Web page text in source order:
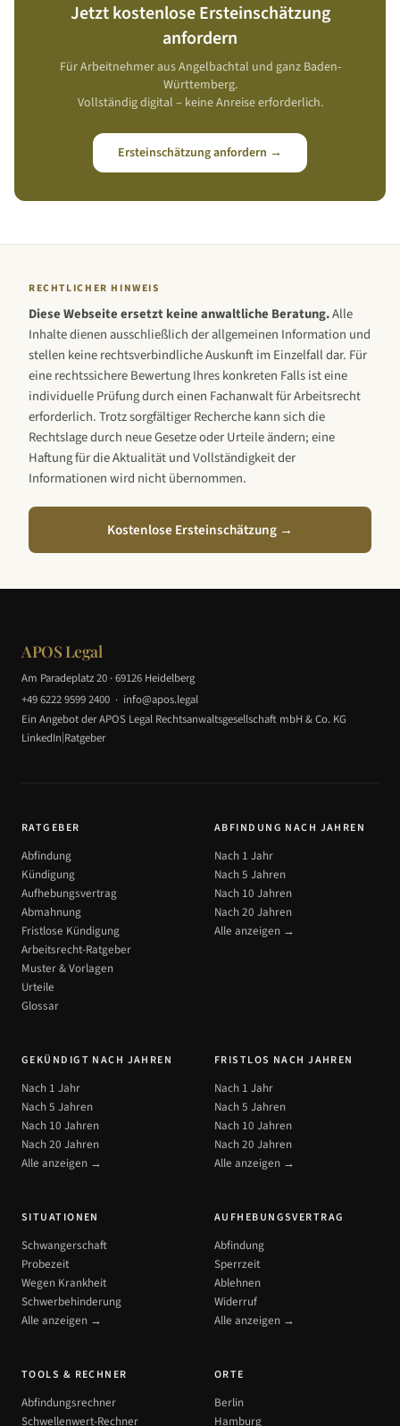
Jetzt kostenlose Ersteinschätzung
anfordern
Für Arbeitnehmer ausAngelbachtal und ganz Baden-
Württemberg.
Vollständig digital – keine Anreise erforderlich.
Ersteinschätzung anfordern →
RECHTLICHER HINWEIS
Diese Webseite ersetzt keine anwaltliche Beratung.Alle
Inhalte dienen ausschließlich der allgemeinen Information und
stellen keine rechtsverbindliche Auskunft im Einzelfall dar. Für
eine rechtssichere Bewertung Ihres konkreten Falls ist eine
individuelle Prüfung durch einen Fachanwalt für Arbeitsrecht
erforderlich. Trotz sorgfältiger Recherche kann sich die
Rechtslage durch neue Gesetze oder Urteile ändern; eine
Haftung für die Aktualität und Vollständigkeit der
Informationen wird nicht übernommen.
Kostenlose Ersteinschätzung →
APOS Legal
Am Paradeplatz 20 · 69126 Heidelberg
+49 6222 9599 2400 · info@apos.legal
Ein Angebot der APOS Legal Rechtsanwaltsgesellschaft mbH & Co. KG
LinkedIn|Ratgeber
RATGEBER
Abfindung
Kündigung
Aufhebungsvertrag
Abmahnung
Fristlose Kündigung
Arbeitsrecht-Ratgeber
Muster & Vorlagen
Urteile
Glossar
ABFINDUNG NACH JAHREN
Nach 1 Jahr
Nach 5 Jahren
Nach 10 Jahren
Nach 20 Jahren
Alle anzeigen →
GEKÜNDIGT NACH JAHREN
Nach 1 Jahr
Nach 5 Jahren
Nach 10 Jahren
Nach 20 Jahren
Alle anzeigen →
FRISTLOS NACH JAHREN
Nach 1 Jahr
Nach 5 Jahren
Nach 10 Jahren
Nach 20 Jahren
Alle anzeigen →
SITUATIONEN
Schwangerschaft
Probezeit
Wegen Krankheit
Schwerbehinderung
Alle anzeigen →
AUFHEBUNGSVERTRAG
Abfindung
Sperrzeit
Ablehnen
Widerruf
Alle anzeigen →
TOOLS & RECHNER
Abfindungsrechner
Schwellenwert-Rechner
ORTE
Berlin
Hamburg